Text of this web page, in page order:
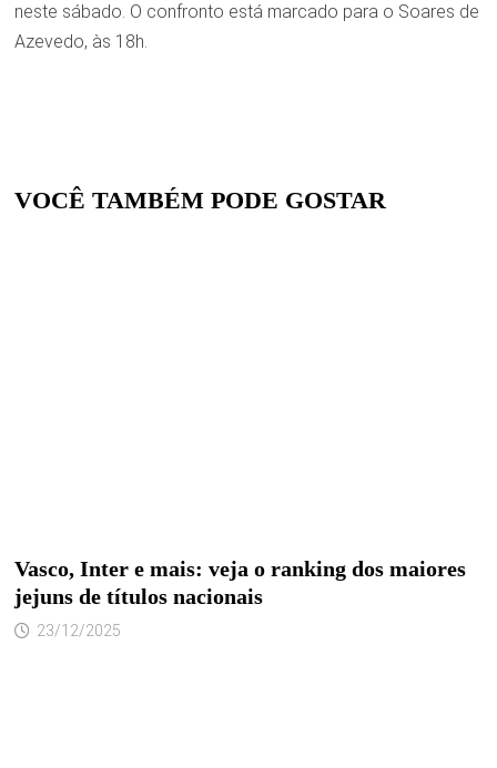
neste sábado. O confronto está marcado para o Soares de
Azevedo, às 18h.
VOCÊ TAMBÉM PODE GOSTAR
Vasco, Inter e mais: veja o ranking dos maiores
jejuns de títulos nacionais
23/12/2025